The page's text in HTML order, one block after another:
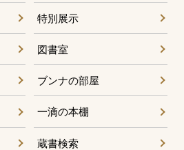
特別展示
図書室
ブンナの部屋
一滴の本棚
蔵書検索